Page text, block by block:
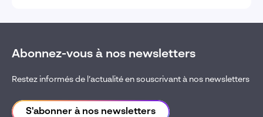
Abonnez-vous à nos newsletters
Restez informés de l’actualité en souscrivant à nos newsletters
S'abonner à nos newsletters